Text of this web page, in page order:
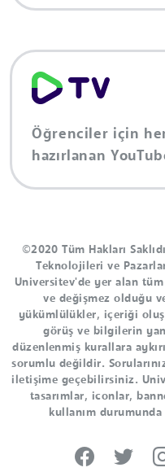
Öğrenciler için
hazırlanan
©2020 Tüm Hakları
Teknolojileri ve
Universitev'de yer alan
ve değişmez olduğu
yükümlülükler, içeriği
görüş ve bilgilerin
düzenlenmiş kurallara
sorumlu değildir.
iletişime geçebilirsiniz.
tasarımlar, iconlar,
kullanım